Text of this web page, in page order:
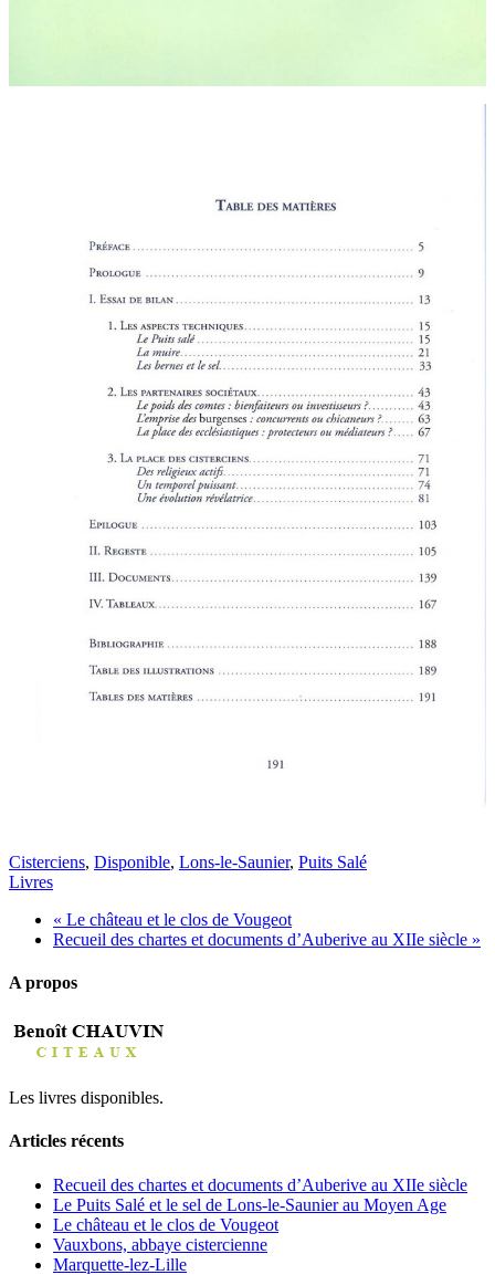
Cisterciens, Disponible, Lons-le-Saunier, Puits Salé
Livres
« Le château et le clos de Vougeot
Recueil des chartes et documents d’Auberive au XIIe siècle »
A propos
Les livres disponibles.
Articles récents
Recueil des chartes et documents d’Auberive au XIIe siècle
Le Puits Salé et le sel de Lons-le-Saunier au Moyen Age
Le château et le clos de Vougeot
Vauxbons, abbaye cistercienne
Marquette-lez-Lille